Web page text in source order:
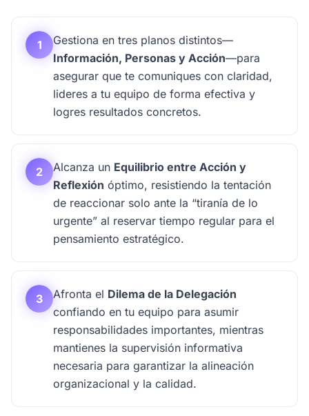
1
Gestiona en tres planos distintos—
Información, Personas y Acción—para
asegurar que te comuniques con claridad,
lideres a tu equipo de forma efectiva y
logres resultados concretos.
2 Alcanza un Equilibrio entre Acción y
Reflexión óptimo, resistiendo la tentación
de reaccionar solo ante la “tiranía de lo
urgente” al reservar tiempo regular para el
pensamiento estratégico.
3 Afronta el Dilema de la Delegación
confiando en tu equipo para asumir
responsabilidades importantes, mientras
mantienes la supervisión informativa
necesaria para garantizar la alineación
organizacional y la calidad.